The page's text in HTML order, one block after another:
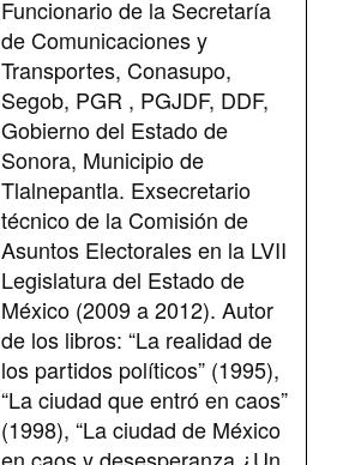
Funcionario de la Secretaría
de Comunicaciones y
Transportes, Conasupo,
Segob, PGR , PGJDF, DDF,
Gobierno del Estado de
Sonora, Municipio de
Tlalnepantla. Exsecretario
técnico de la Comisión de
Asuntos Electorales en la LVII
Legislatura del Estado de
México (2009 a 2012). Autor
de los libros: “La realidad de
los partidos políticos” (1995),
“La ciudad que entró en caos”
(1998), “La ciudad de México